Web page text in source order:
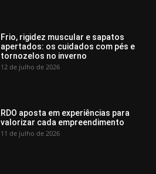
Frio, rigidez muscular e sapatos
apertados: os cuidados com pés e
tornozelos no inverno
12 de julho de 2026
RDO aposta em experiências para
valorizar cada empreendimento
11 de julho de 2026